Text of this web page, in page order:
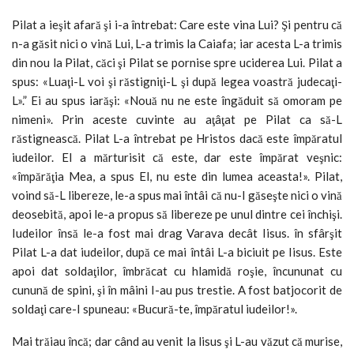
Pilat a ieşit afară şi i-a întrebat: Care este vina Lui? Şi pentru că
n-a găsit nici o vină Lui, L-a trimis la Caiafa; iar acesta L-a trimis
din nou la Pilat, căci şi Pilat se pornise spre uciderea Lui. Pilat a
spus: «Luaţi-L voi şi răstigniţi-L şi după legea voastră judecaţi-
L».” Ei au spus iarăşi: «Nouă nu ne este îngăduit să omoram pe
nimeni». Prin aceste cuvinte au aţâţat pe Pilat ca să-L
răstignească. Pilat L-a întrebat pe Hristos dacă este împăratul
iudeilor. EI a mărturisit că este, dar este împărat veşnic:
«împărăţia Mea, a spus El, nu este din lumea aceasta!». Pilat,
voind să-L libereze, le-a spus mai întâi că nu-I găseşte nici o vină
deosebită, apoi le-a propus să libereze pe unul dintre cei închişi.
Iudeilor însă le-a fost mai drag Varava decât Iisus. în sfârşit
Pilat L-a dat iudeilor, după ce mai întâi L-a biciuit pe Iisus. Este
apoi dat soldaţilor, îmbrăcat cu hlamidă roşie, încu­nunat cu
cunună de spini, şi în mâini I-au pus trestie. A fost batjocorit de
soldaţi care-I spuneau: «Bucură-te, împăratul iudeilor!».
Mai trăiau încă; dar când au venit la lisus şi L-au văzut că murise,